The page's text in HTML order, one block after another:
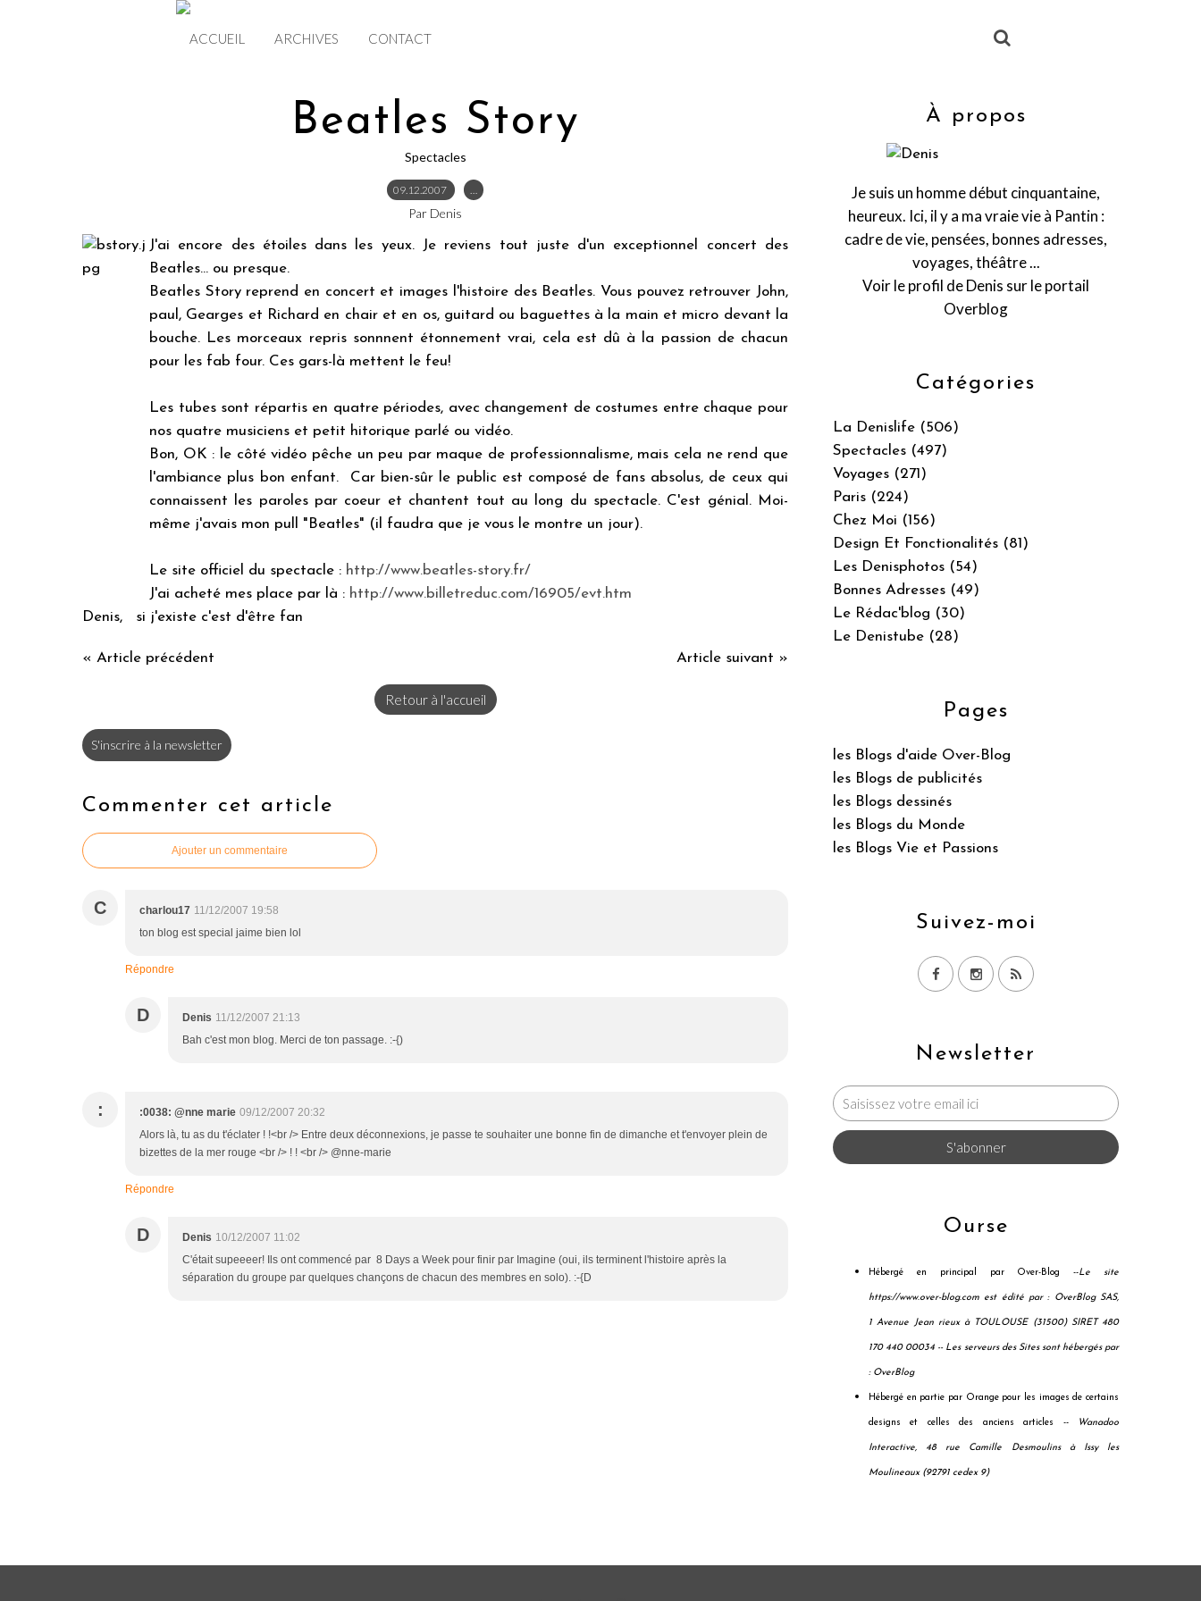
ACCUEIL ARCHIVES CONTACT
Beatles Story
Spectacles
09.12.2007 …
Par Denis
J'ai encore des étoiles dans les yeux. Je reviens tout juste d'un exceptionnel concert des
Beatles... ou presque.
Beatles Story reprend en concert et images l'histoire des Beatles. Vous pouvez retrouver John,
paul, Gearges et Richard en chair et en os, guitard ou baguettes à la main et micro devant la
bouche. Les morceaux repris sonnnent étonnement vrai, cela est dû à la passion de chacun
pour les fab four. Ces gars-là mettent le feu!
Les tubes sont répartis en quatre périodes, avec changement de costumes entre chaque pour
nos quatre musiciens et petit hitorique parlé ou vidéo.
Bon, OK : le côté vidéo pêche un peu par maque de professionnalisme, mais cela ne rend que
l'ambiance plus bon enfant. Car bien-sûr le public est composé de fans absolus, de ceux qui
connaissent les paroles par coeur et chantent tout au long du spectacle. C'est génial. Moi-
même j'avais mon pull "Beatles" (il faudra que je vous le montre un jour).
Le site officiel du spectacle : http://www.beatles-story.fr/
J'ai acheté mes place par là : http://www.billetreduc.com/16905/evt.htm
Denis, si j'existe c'est d'être fan
« Article précédent Article suivant »
Retour à l'accueil
S'inscrire à la newsletter
Commenter cet article
Ajouter un commentaire
C charlou17 11/12/2007 19:58
ton blog est special jaime bien lol
Répondre
D Denis 11/12/2007 21:13
Bah c'est mon blog. Merci de ton passage. :-{)
: :0038: @nne marie 09/12/2007 20:32
Alors là, tu as du t'éclater ! !<br /> Entre deux déconnexions, je passe te souhaiter une bonne fin de dimanche et t'envoyer plein de
bizettes de la mer rouge <br /> ! ! <br /> @nne-marie
Répondre
D Denis 10/12/2007 11:02
C'était supeeeer! Ils ont commencé par 8 Days a Week pour finir par Imagine (oui, ils terminent l'histoire après la
séparation du groupe par quelques chançons de chacun des membres en solo). :-{D
Newsletter
Catégories
La Denislife (506)
Spectacles (497)
Voyages (271)
Paris (224)
Chez Moi (156)
Design Et Fonctionalités (81)
Les Denisphotos (54)
Bonnes Adresses (49)
Le Rédac'blog (30)
Le Denistube (28)
Pages
les Blogs d'aide Over-Blog
les Blogs de publicités
les Blogs dessinés
les Blogs du Monde
les Blogs Vie et Passions
Suivez-moi
À propos
Je suis un homme début cinquantaine,
heureux. Ici, il y a ma vraie vie à Pantin :
cadre de vie, pensées, bonnes adresses,
voyages, théâtre ...
Voir le profil deDenis sur le portail
Overblog
Ourse
Hébergé en principal par Over-Blog --Le site
https://www.over-blog.com est édité par : OverBlog SAS,
1 Avenue Jean rieux à TOULOUSE (31500) SIRET 480
170 440 00034 -- Les serveurs des Sites sont hébergés par
: OverBlog
Hébergé en partie par Orange pour les images de certains
designs et celles des anciens articles -- Wanadoo
Interactive, 48 rue Camille Desmoulins à Issy les
Moulineaux (92791 cedex 9)